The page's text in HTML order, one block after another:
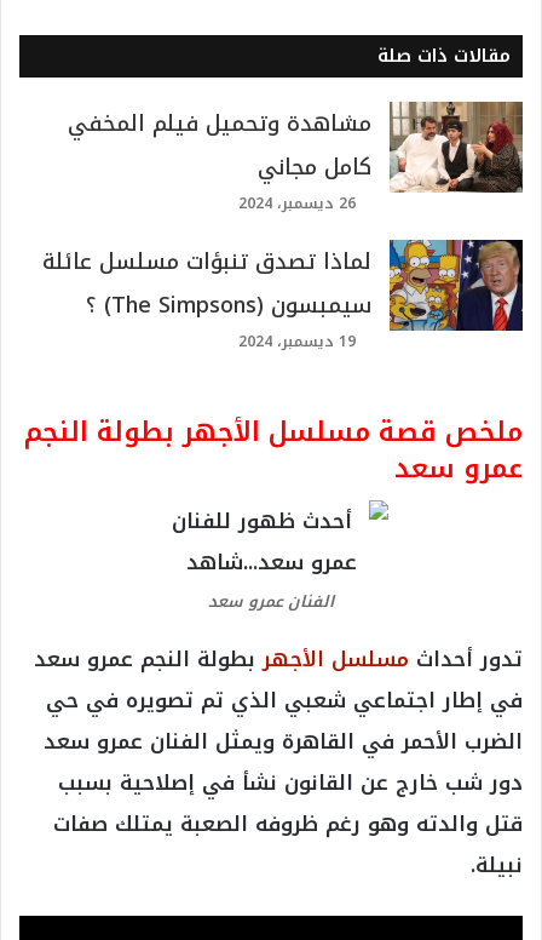
مقالات ذات صلة
مشاهدة وتحميل فيلم المخفي
كامل مجاني
26 ديسمبر، 2024
لماذا تصدق تنبؤات مسلسل عائلة
سيمبسون (The Simpsons) ؟
19 ديسمبر، 2024
ملخص قصة مسلسل الأجهر بطولة النجم
عمرو سعد
الفنان عمرو سعد
تدور أحداث مسلسل الأجهربطولة النجم عمرو سعد
في إطار اجتماعي شعبي الذي تم تصويره في حي
الضرب الأحمر في القاهرة ويمثل الفنان عمرو سعد
دور شب خارج عن القانون نشأ في إصلاحية بسبب
قتل والدته وهو رغم ظروفه الصعبة يمتلك صفات
نبيلة.